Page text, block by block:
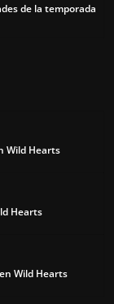
de la temporada
Wild Hearts
Hearts
Wild Hearts